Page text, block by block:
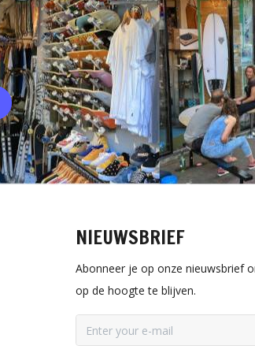
NIEUWSBRIEF
Abonneer je op onze nieuwsbrief
op de hoogte te blijven.